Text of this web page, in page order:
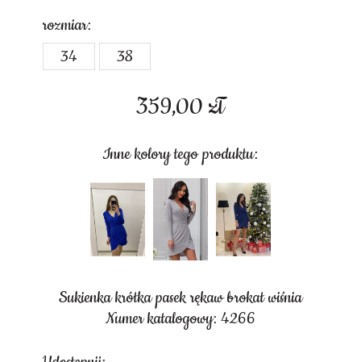
359,00 zł
Inne kolory tego produktu:
rozmiar:
34
38
Sukienka krótka pasek rękaw brokat wiśnia
Numer katalogowy: 4266